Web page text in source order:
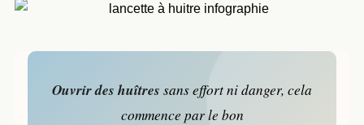
Ouvrir des huîtres sans effort ni danger, cela
commence par le bon